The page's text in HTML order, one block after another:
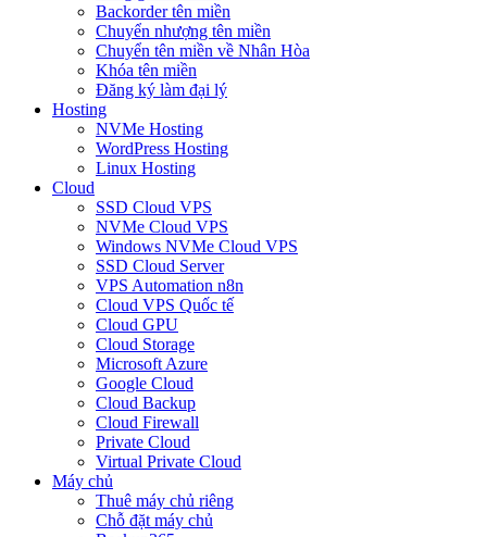
Backorder tên miền
Chuyển nhượng tên miền
Chuyển tên miền về Nhân Hòa
Khóa tên miền
Đăng ký làm đại lý
Hosting
NVMe Hosting
WordPress Hosting
Linux Hosting
Cloud
SSD Cloud VPS
NVMe Cloud VPS
Windows NVMe Cloud VPS
SSD Cloud Server
VPS Automation n8n
Cloud VPS Quốc tế
Cloud GPU
Cloud Storage
Microsoft Azure
Google Cloud
Cloud Backup
Cloud Firewall
Private Cloud
Virtual Private Cloud
Máy chủ
Thuê máy chủ riêng
Chỗ đặt máy chủ